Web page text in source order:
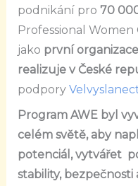
podnikání pro 70
Professional Women
jako první
realizuje v České
podpory
Program AWE byl
celém světě, aby
potenciál, vytvářet
stability, bezpečnosti